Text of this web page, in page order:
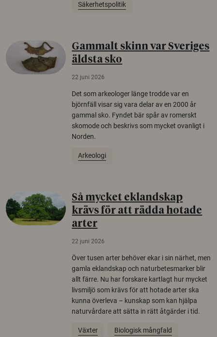
Säkerhetspolitik
Gammalt skinn var Sveriges
äldsta sko
22 juni 2026
Det som arkeologer länge trodde var en
björnfäll visar sig vara delar av en 2000 år
gammal sko. Fyndet bär spår av romerskt
skomode och beskrivs som mycket ovanligt i
Norden.
Arkeologi
Så mycket eklandskap
krävs för att rädda hotade
arter
22 juni 2026
Över tusen arter behöver ekar i sin närhet, men
gamla eklandskap och naturbetesmarker blir
allt färre. Nu har forskare kartlagt hur mycket
livsmiljö som krävs för att hotade arter ska
kunna överleva – kunskap som kan hjälpa
naturvårdare att sätta in rätt åtgärder i tid.
Växter Biologisk mångfald